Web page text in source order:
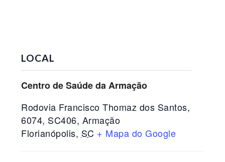
LOCAL
Centro de Saúde da Armação
Rodovia Francisco Thomaz dos Santos,
6074, SC406, Armação
Florianópolis, SC + Mapa do Google